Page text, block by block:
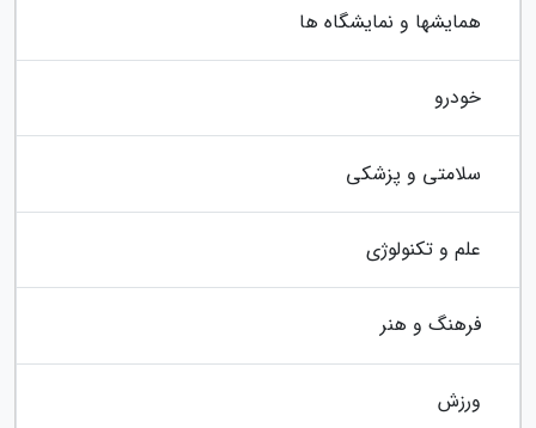
همایشها و نمایشگاه ها
خودرو
سلامتی و پزشکی
علم و تکنولوژی
فرهنگ و هنر
ورزش